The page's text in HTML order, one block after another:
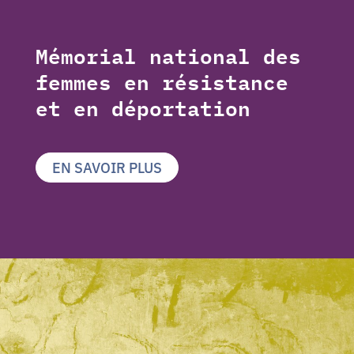
Mémorial national des
femmes en résistance
et en déportation
EN SAVOIR PLUS